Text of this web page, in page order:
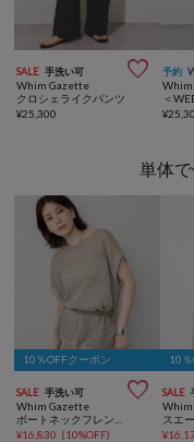
SALE 手洗い可 
Whim Gazette
クロシェライクパンツ
¥25,300
予約
¥
単体
10％OFFクーポン
SALE 手洗い可 
Whim Gazette
¥16,830 (10%OFF)
10
SALE
¥